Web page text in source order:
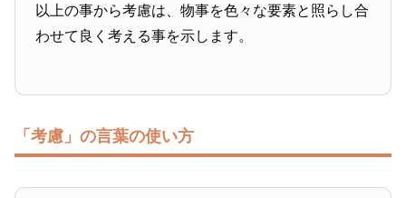
以上の事から考慮は、物事を色々な要素と照らし合
わせて良く考える事を示します。
「考慮」の言葉の使い方